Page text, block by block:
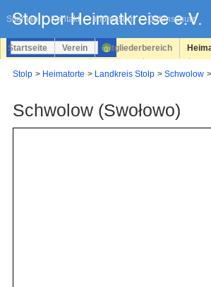
Sitemap Kontakt Impressum Datenschutz
überspringen
Startseite Verein Mitgliederbereich
Stolp Heimatorte Landkreis Stolp Schwolow
Schwolow (Swołowo)